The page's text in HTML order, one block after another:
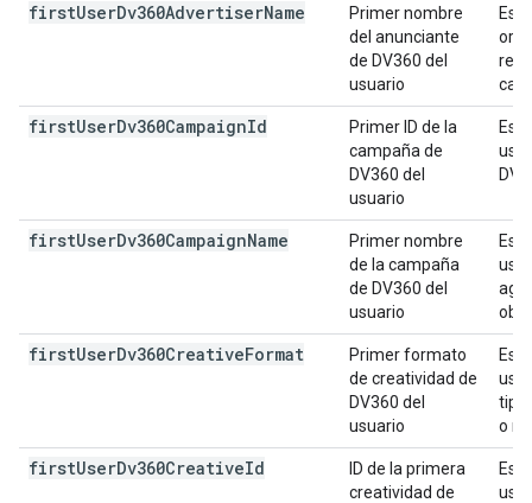
firstUserDv360AdvertiserName
Primer nombre
del anunciante
de DV360 del
usuario
Es
firstUserDv360CampaignId
Primer ID de la
campaña de
DV360 del
usuario
Es
firstUserDv360CampaignName
Primer nombre
de la campaña
de DV360 del
usuario
Es
firstUserDv360CreativeFormat
Primer formato
de creatividad de
DV360 del
usuario
Es
tipo
o
firstUserDv360CreativeId
ID de la primera
creatividad de
Es